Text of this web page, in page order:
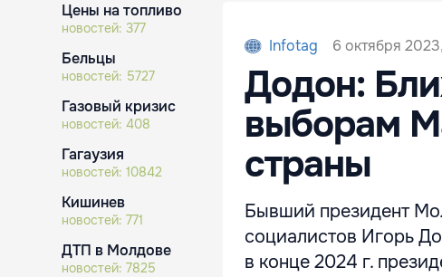
Цены на топливо
новостей: 377
Бельцы
новостей: 5727
Газовый кризис
новостей: 408
Гагаузия
новостей: 10842
Кишинев
новостей: 771
ДТП в Молдове
новостей: 7825
Infotag 6 октября
Додон:
выборам
страны
Бывший президент
социалистов Игорь
в конце 2024 г.